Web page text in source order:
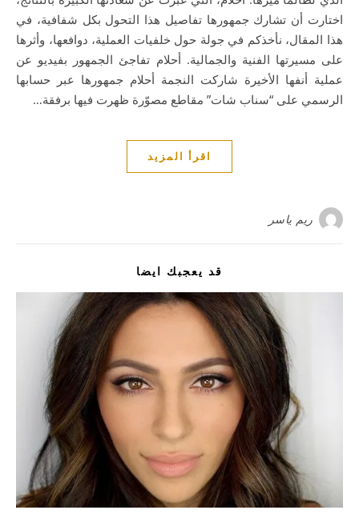
اختارت أن تشارك جمهورها تفاصيل هذا التحول بكل شفافية، في
هذا المقال، نأخذكم في جولة حول خلفيات العملية، دوافعها، وأثرها
على مسيرتها الفنية والجمالية. أحلام تفاجئ الجمهور بفيديو عن
عملية أنفها الأخيرة شاركت النجمة أحلام جمهورها عبر حسابها
الرسمي على “سناب شات” مقاطع مصوّرة ظهرت فيها برفقة…
اقرأ المزيد
ريم ياسر
قد يعجبك ايضا